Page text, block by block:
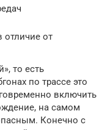
отличие от
то есть
по трассе это
включить
на самом
Конечно с